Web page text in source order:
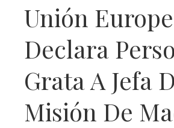
Unión
Declara
Grata A Jefa
Misión De